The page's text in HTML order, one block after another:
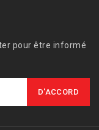
pour être informé